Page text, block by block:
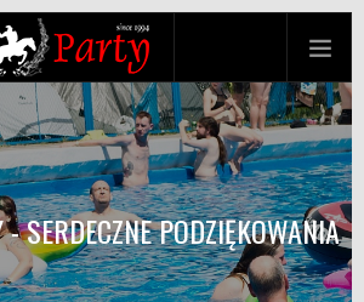
SERDECZNE PODZIĘKOWANIA